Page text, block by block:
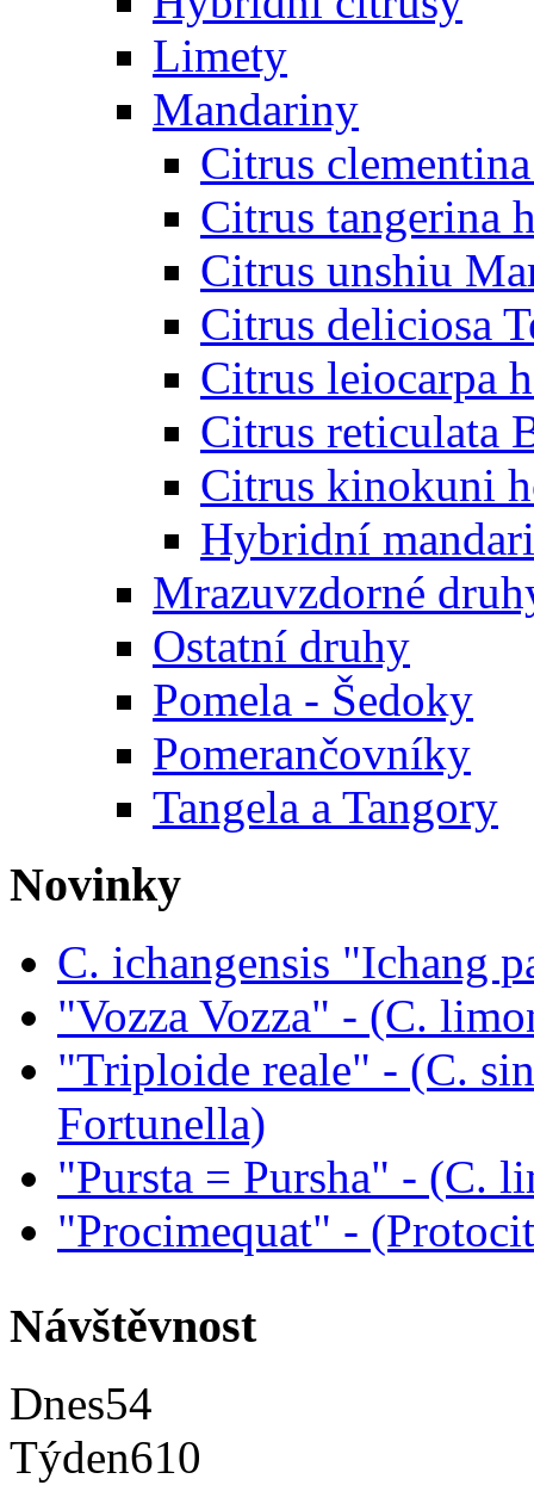
Limety
Mandariny
Citrus
Citrus tangerina
Citrus unshiu
Citrus deliciosa
Citrus leiocarpa
Citrus reticulata
Citrus kinokuni
Hybridní
Mrazuvzdorné
Ostatní druhy
Pomela - Šedoky
Pomerančovníky
Tangela a Tangory
Novinky
C. ichangensis "Ichang
"Vozza Vozza" - (C.
"Triploide reale" - (C.
Fortunella)
"Pursta = Pursha" - (C.
"Procimequat" -
Návštěvnost
Dnes54
Týden610